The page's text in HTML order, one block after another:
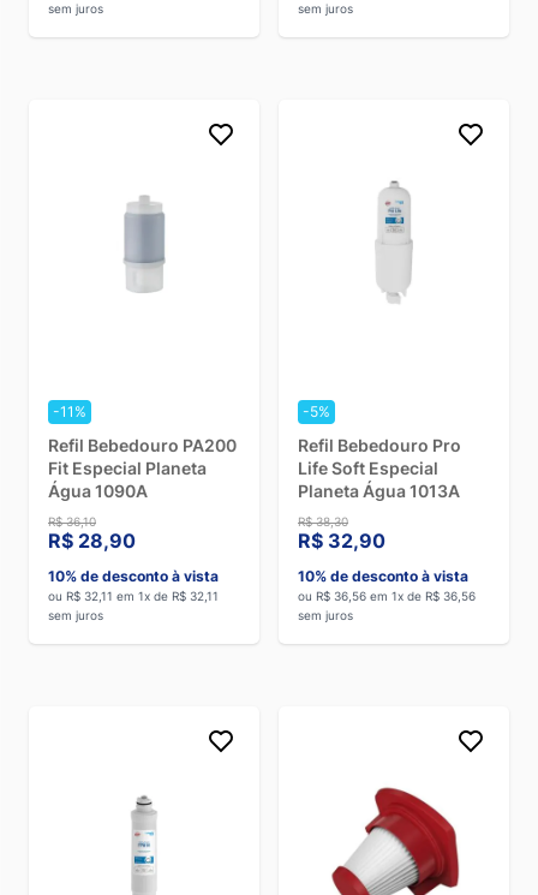
sem juros
sem juros
-11%
Refil Bebedouro PA200
Fit Especial Planeta
Água 1090A
R$ 36,10
R$ 28,90
10% de desconto à vista
ou R$ 32,11 em 1x de R$ 32,11
sem juros
-5%
Refil Bebedouro Pro
Life Soft Especial
Planeta Água 1013A
R$ 38,30
R$ 32,90
10% de desconto à vista
ou R$ 36,56 em 1x de R$ 36,56
sem juros